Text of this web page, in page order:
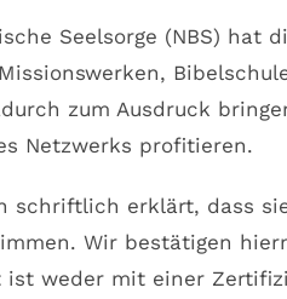
Seelsorge (NBS) hat
zum Ausdruck
Netzwerks profitieren.
schriftlich erklärt, dass
Wir bestätigen
ist weder mit einer